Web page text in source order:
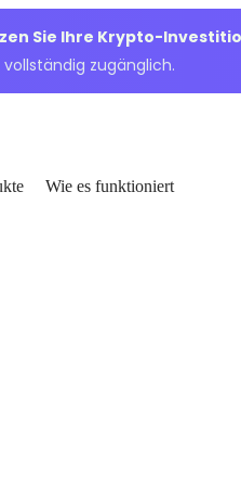
Sie Ihre Krypto-
zugänglich.
Wie es funktioniert